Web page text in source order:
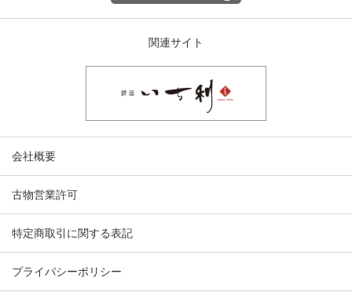
関連サイト
会社概要
古物営業許可
特定商取引に関する表記
プライバシーポリシー